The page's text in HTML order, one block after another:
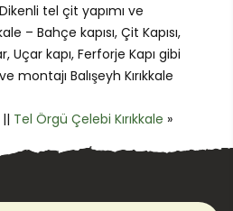
tel çit yapımı ve
– Bahçe kapısı, Çit Kapısı,
Uçar kapı, Ferforje Kapı gibi
montajı Balışeyh Kırıkkale
|| Tel Örgü Çelebi Kırıkkale »